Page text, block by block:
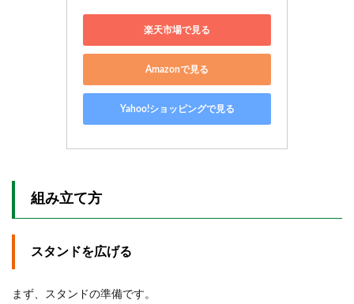
楽天市場で見る
Amazonで見る
Yahoo!ショッピングで見る
組み立て方
スタンドを広げる
まず、スタンドの準備です。